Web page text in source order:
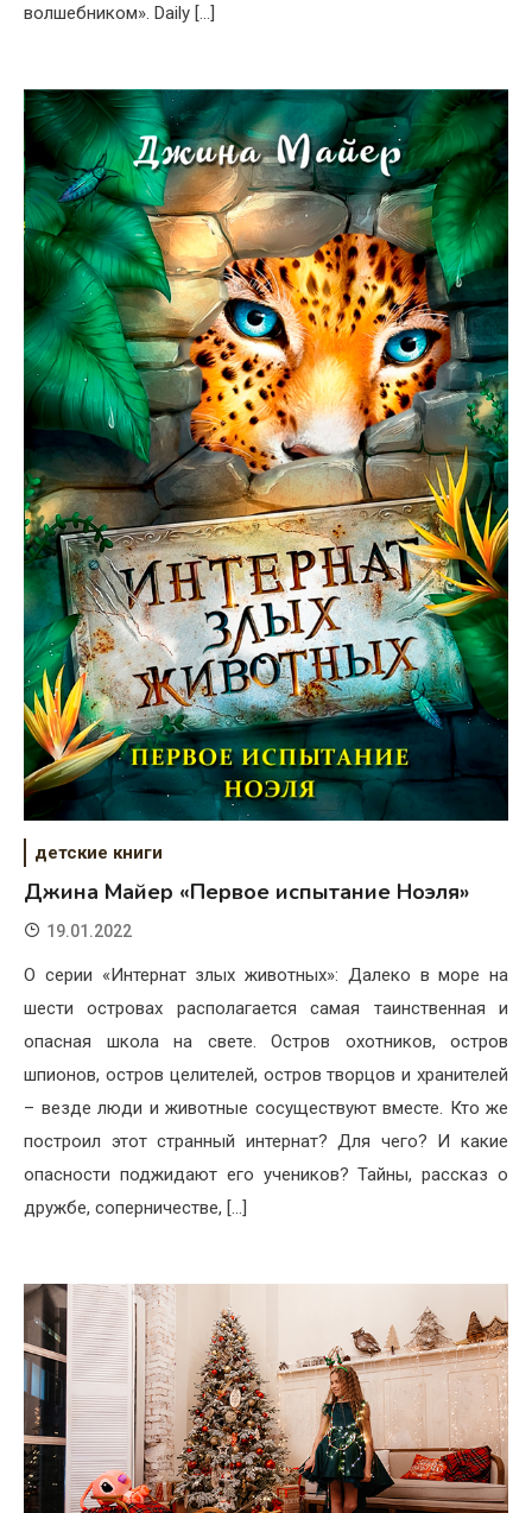
волшебником». Daily […]
детские книги
Джина Майер «Первое испытание Ноэля»
19.01.2022
О серии «Интернат злых животных»: Далеко в море на
шести островах располагается самая таинственная и
опасная школа на свете. Остров охотников, остров
шпионов, остров целителей, остров творцов и хранителей
– везде люди и животные сосуществуют вместе. Кто же
построил этот странный интернат? Для чего? И какие
опасности поджидают его учеников? Тайны, рассказ о
дружбе, соперничестве, […]